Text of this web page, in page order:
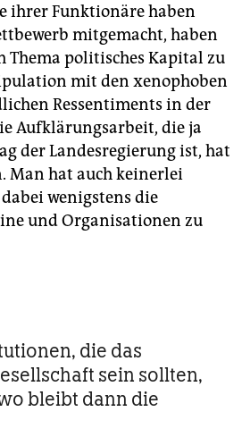
ihrer Funktionäre haben
mitgemacht, haben
Thema politisches Kapital zu
mit den xenophoben
Ressentiments in der
Aufklärungsarbeit, die ja
der Landesregierung ist, hat
Man hat auch keinerlei
wenigstens die
und Organisationen zu
die das
sein sollten,
bleibt dann die